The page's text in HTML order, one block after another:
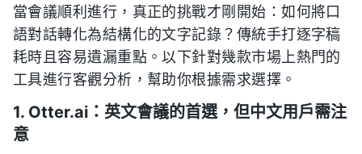
當會議順利進行，真正的挑戰才剛開始：如何將口
語對話轉化為結構化的文字記錄？傳統手打逐字稿
耗時且容易遺漏重點。以下針對幾款市場上熱門的
工具進行客觀分析，幫助你根據需求選擇。
1. Otter.ai：英文會議的首選，但中文用戶需注
意